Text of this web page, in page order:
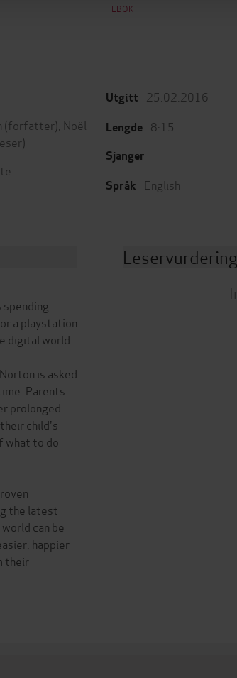
EBOK
(forfatter), Noël
Utgitt 25.02.2016
Lengde 8:15
Sjanger
Språk
English
a playstation
digital world
is asked
Parents
prolonged
child's
what to do
the latest
can be
happier
their